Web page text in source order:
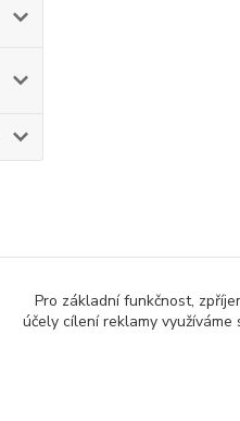
Pro základní funkčnost,
účely cílení reklamy